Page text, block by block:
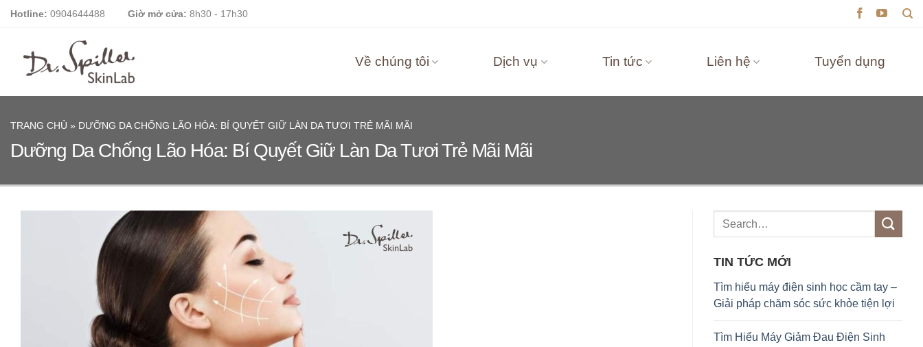
SkipHotline: 0904644488 Giờ mở cửa: 8h30 - 17h30
Về chúng tôi Dịch vụ Tin tức Liên hệ Tuyển dụng
TRANG CHỦ » DƯỠNG DA CHỐNG LÃO HÓA: BÍ QUYẾT GIỮ LÀN DA TƯƠI TRẺ MÃI MÃI
Dưỡng Da Chống Lão Hóa: Bí Quyết Giữ Làn Da Tươi Trẻ Mãi Mãi
TIN TỨC MỚI
Tìm hiểu máy điện sinh học cầm tay –
Giải pháp chăm sóc sức khỏe tiện lợi
Tìm Hiểu Máy Giảm Đau Điện Sinh